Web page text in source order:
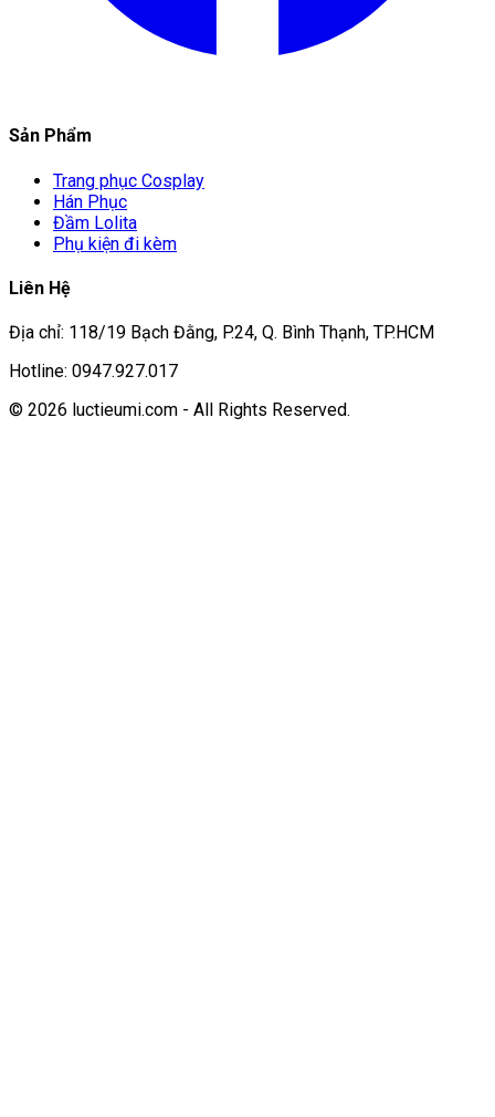
Sản Phẩm
Trang phục Cosplay
Hán Phục
Đầm Lolita
Phụ kiện đi kèm
Liên Hệ
Địa chỉ: 118/19 Bạch Đằng, P.24, Q. Bình Thạnh, TP.HCM
Hotline: 0947.927.017
© 2026 luctieumi.com - All Rights Reserved.